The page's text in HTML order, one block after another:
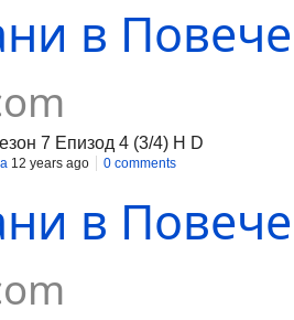
в
7 Епизод 4 (3/4) H D
12 years ago 0 comments
в